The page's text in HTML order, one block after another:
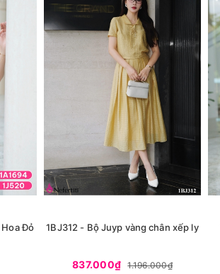
Hoa Đỏ 1BJ312 - Bộ Juyp vàng chân xếp ly
837.000₫ 1.196.000₫